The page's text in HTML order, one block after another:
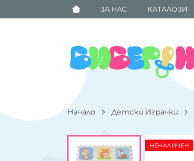
ЗА НАС КАТАЛОЗИ
Начало Детски Играчки
НЕНАЛИЧЕН